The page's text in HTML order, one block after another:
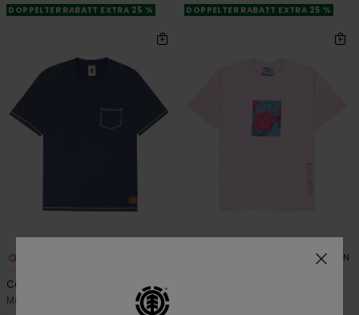
DOPPELTER RABATT EXTRA 25 %
DOPPELTER RABATT EXTRA 25 %
Cargo Pocket
Männer Blau T-Shirt
ORGANIC COTTON